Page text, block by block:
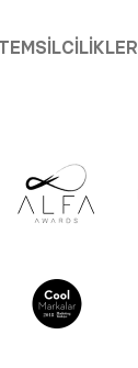
TEMSILCILIKLER